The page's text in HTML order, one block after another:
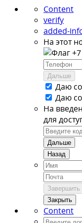
Content
verify
added-
На этот
+7
Дальше
Даю
Даю
На
для
Дальше
Назад
Завершить
Закрыть
Content